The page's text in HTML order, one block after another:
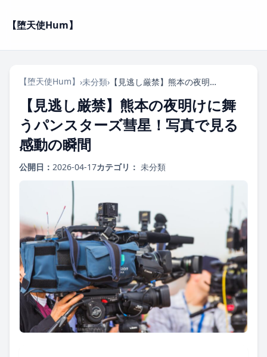
【堕天使Hum】
【堕天使Hum】 ›未分類› 【見逃し厳禁】熊本の夜明けに舞うパンスターズ彗星！写真で見る感動の瞬間
【見逃し厳禁】熊本の夜明けに舞
うパンスターズ彗星！写真で見る
感動の瞬間
公開日： 2026-04-17カテゴリ： 未分類